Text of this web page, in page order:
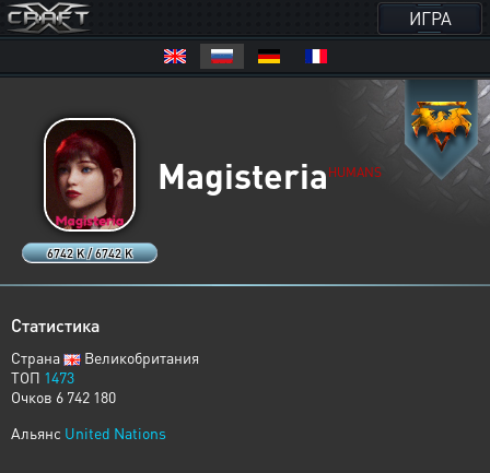
ИГРА
6742 K / 6742 K
Magisteria HUMANS
Статистика
Страна
Великобритания
ТОП 1473
Очков 6 742 180
Альянс United Nations